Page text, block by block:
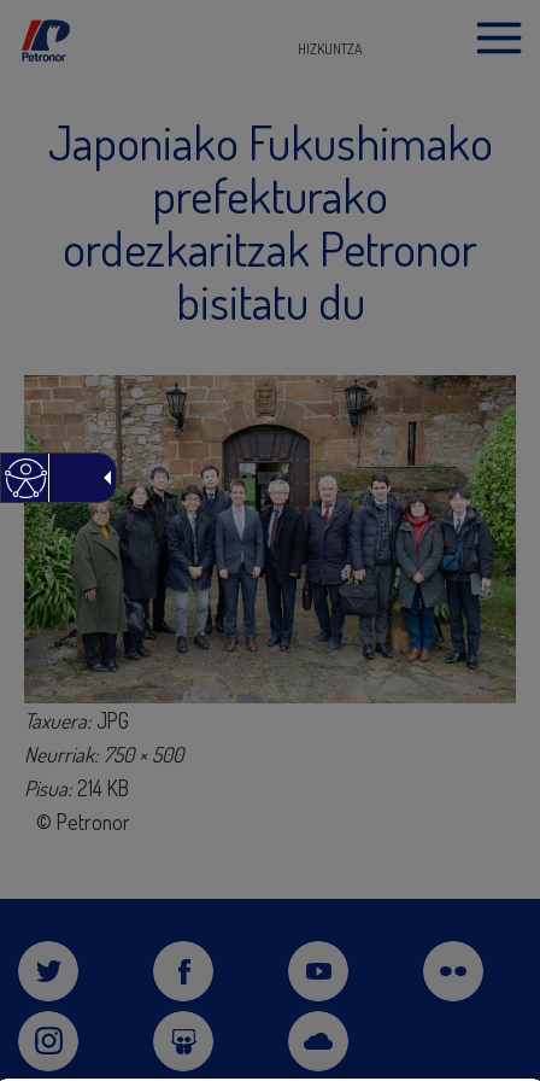
HIZKUNTZA
Japoniako Fukushimako
prefekturako
ordezkaritzak Petronor
bisitatu du
Taxuera: JPG
Neurriak: 750 × 500
Pisua: 214 KB
© Petronor